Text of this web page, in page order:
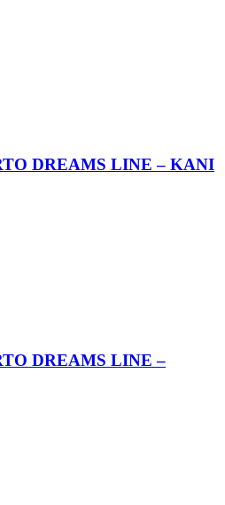
DREAMS LINE – KANI
DREAMS LINE –